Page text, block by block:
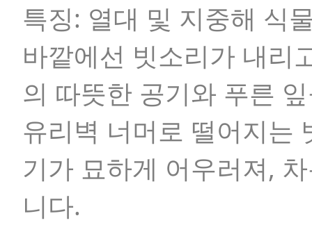
특징: 열대 및 지중해 식
바깥에선 빗소리가 내리
의 따뜻한 공기와 푸른
유리벽 너머로 떨어지는
기가 묘하게 어우러져,
니다.